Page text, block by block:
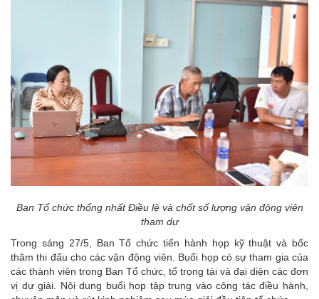
Ban Tổ chức thống nhất Điều lệ và chốt số lượng vận động viên
tham dự
Trong sáng 27/5, Ban Tổ chức tiến hành họp kỹ thuật và bốc
thăm thi đấu cho các vận động viên. Buổi họp có sự tham gia của
các thành viên trong Ban Tổ chức, tổ trọng tài và đại diện các đơn
vị dự giải. Nội dung buổi họp tập trung vào công tác điều hành,